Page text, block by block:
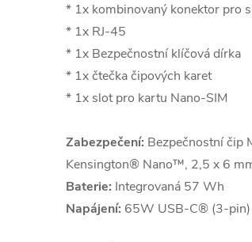
* 1x kombinovaný konektor pro
* 1x RJ-45
* 1x Bezpečnostní klíčová dírka
* 1x čtečka čipových karet
* 1x slot pro kartu Nano-SIM
Zabezpečení: Bezpečnostní čip
Kensington® Nano™, 2,5 x 6
Baterie: Integrovaná 57 Wh
Napájení: 65W USB-C® (3-pin)